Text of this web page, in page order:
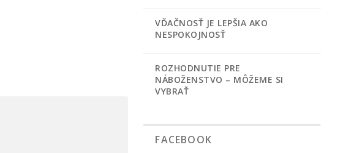
VĎAČNOSŤ JE LEPŠIA AKO
NESPOKOJNOSŤ
ROZHODNUTIE PRE
NÁBOŽENSTVO – MÔŽEME SI
VYBRAŤ
FACEBOOK